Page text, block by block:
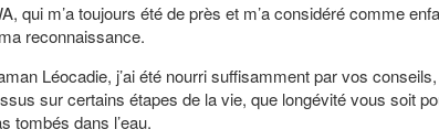
m’a toujours été de près et m’a considéré comme
reconnaissance.
Léocadie, j’ai été nourri suffisamment par vos conseils,
sur certains étapes de la vie, que longévité vous soit
tombés dans l’eau.